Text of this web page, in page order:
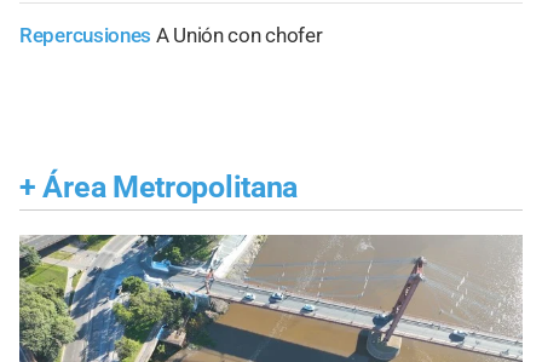
Repercusiones A Unión con chofer
+ Área Metropolitana